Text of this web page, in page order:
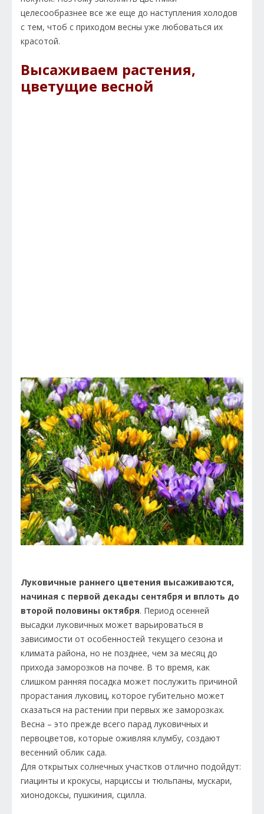
целесообразнее все же еще до наступления холодов
с тем, чтоб с приходом весны уже любоваться их
красотой.
Высаживаем растения,
цветущие весной
Луковичные раннего цветения высаживаются,
начиная с первой декады сентября и вплоть до
второй половины октября. Период осенней
высадки луковичных может варьироваться в
зависимости от особенностей текущего сезона и
климата района, но не позднее, чем за месяц до
прихода заморозков на почве. В то время, как
слишком ранняя посадка может послужить причиной
прорастания луковиц, которое губительно может
сказаться на растении при первых же заморозках.
Весна – это прежде всего парад луковичных и
первоцветов, которые оживляя клумбу, создают
весенний облик сада.
Для открытых солнечных участков отлично подойдут:
гиацинты и крокусы, нарциссы и тюльпаны, мускари,
хионодоксы, пушкиния, сцилла.